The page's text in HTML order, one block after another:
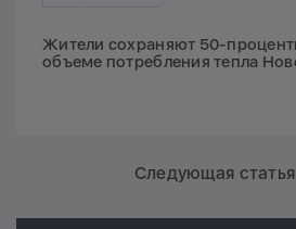
Жители сохраняют 50-
объеме потребления тепла
Следующая статья